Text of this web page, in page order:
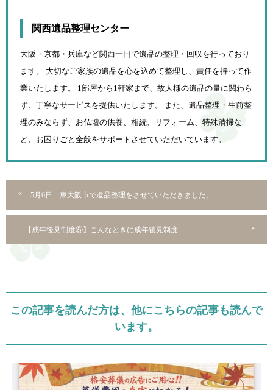
関西遺品整理センター
大阪・京都・兵庫など関西一円で遺品の整理・回収を行っており
ます。 大切なご家族の遺品を心を込めて整理し、責任を持って作
業いたします。 1部屋から1軒家まで、故人様の遺品の量に関わら
ず、 丁寧なサービスを提供いたします。 また、遺品整理・生前整
理のみならず、お仏壇の供養、相続、
リフォーム、特殊清掃な
ど、お困りごと全般をサポートさせていただいています。
5月6日 東大阪市で遺品整理をさせていただきました。
【成年後見制度⑤】こんなときに成年後見制度
この記事を読んだ方は、他にこちらの記事も読んで
います。